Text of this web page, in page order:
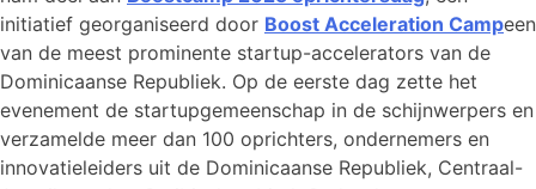
initiatief georganiseerd door Boost Acceleration Campeen
van de meest prominente startup-accelerators van de
Dominicaanse Republiek. Op de eerste dag zette het
evenement de startupgemeenschap in de schijnwerpers en
verzamelde meer dan 100 oprichters, ondernemers en
innovatieleiders uit de Dominicaanse Republiek, Centraal-